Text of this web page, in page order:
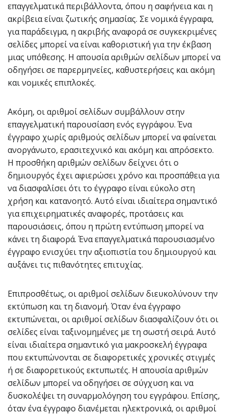
επαγγελματικά περιβάλλοντα, όπου η σαφήνεια και η
ακρίβεια είναι ζωτικής σημασίας. Σε νομικά έγγραφα,
για παράδειγμα, η ακριβής αναφορά σε συγκεκριμένες
σελίδες μπορεί να είναι καθοριστική για την έκβαση
μιας υπόθεσης. Η απουσία αριθμών σελίδων μπορεί να
οδηγήσει σε παρερμηνείες, καθυστερήσεις και ακόμη
και νομικές επιπλοκές.
Ακόμη, οι αριθμοί σελίδων συμβάλλουν στην
επαγγελματική παρουσίαση ενός εγγράφου. Ένα
έγγραφο χωρίς αριθμούς σελίδων μπορεί να φαίνεται
ανοργάνωτο, ερασιτεχνικό και ακόμη και απρόσεκτο.
Η προσθήκη αριθμών σελίδων δείχνει ότι ο
δημιουργός έχει αφιερώσει χρόνο και προσπάθεια για
να διασφαλίσει ότι το έγγραφο είναι εύκολο στη
χρήση και κατανοητό. Αυτό είναι ιδιαίτερα σημαντικό
για επιχειρηματικές αναφορές, προτάσεις και
παρουσιάσεις, όπου η πρώτη εντύπωση μπορεί να
κάνει τη διαφορά. Ένα επαγγελματικά παρουσιασμένο
έγγραφο ενισχύει την αξιοπιστία του δημιουργού και
αυξάνει τις πιθανότητες επιτυχίας.
Επιπροσθέτως, οι αριθμοί σελίδων διευκολύνουν την
εκτύπωση και τη διανομή. Όταν ένα έγγραφο
εκτυπώνεται, οι αριθμοί σελίδων διασφαλίζουν ότι οι
σελίδες είναι ταξινομημένες με τη σωστή σειρά. Αυτό
είναι ιδιαίτερα σημαντικό για μακροσκελή έγγραφα
που εκτυπώνονται σε διαφορετικές χρονικές στιγμές
ή σε διαφορετικούς εκτυπωτές. Η απουσία αριθμών
σελίδων μπορεί να οδηγήσει σε σύγχυση και να
δυσκολέψει τη συναρμολόγηση του εγγράφου. Επίσης,
όταν ένα έγγραφο διανέμεται ηλεκτρονικά, οι αριθμοί